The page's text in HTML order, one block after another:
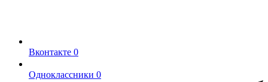
Вконтакте 0
Одноклассники 0